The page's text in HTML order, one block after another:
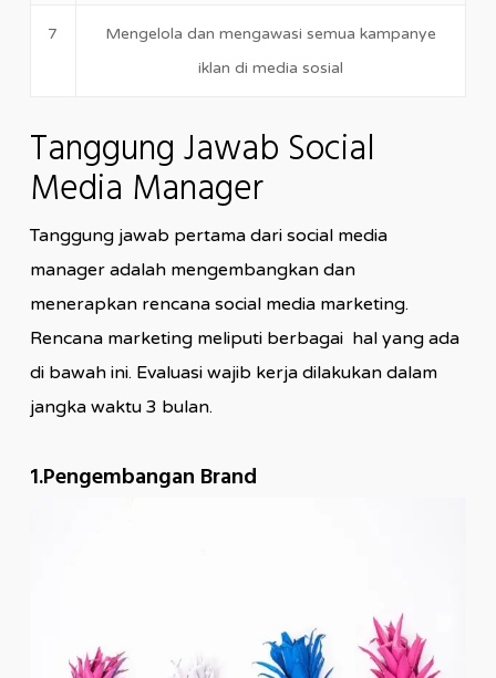
7
Mengelola dan mengawasi semua kampanye
iklan di media sosial
Tanggung Jawab Social
Media Manager
Tanggung jawab pertama dari social media
manager adalah mengembangkan dan
menerapkan rencana social media marketing.
Rencana marketing meliputi berbagai hal yang ada
di bawah ini. Evaluasi wajib kerja dilakukan dalam
jangka waktu 3 bulan.
1.Pengembangan Brand